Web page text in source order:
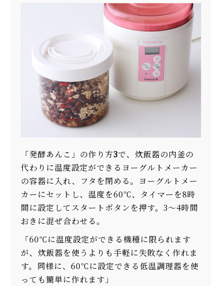
「発酵あんこ」の作り方3で、炊飯器の内釜の
代わりに温度設定ができるヨーグルトメーカー
の容器に入れ、フタを閉める。ヨーグルトメー
カーにセットし、温度を60℃、タイマーを8時
間に設定してスタートボタンを押す。3～4時間
おきに混ぜ合わせる。
「60℃に温度設定ができる機種に限られます
が、炊飯器を使うよりも手軽に失敗なく作れま
す。同様に、60℃に設定できる低温調理器を使
っても簡単に作れます」